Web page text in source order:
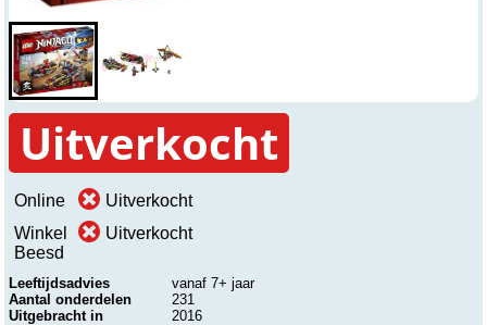
Uitverkocht
Online
Uitverkocht
Winkel
Beesd
Uitverkocht
Leeftijdsadvies
vanaf 7+ jaar
Aantal onderdelen
231
Uitgebracht in
2016